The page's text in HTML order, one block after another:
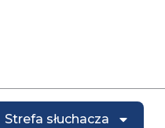
Strefa słuchacza